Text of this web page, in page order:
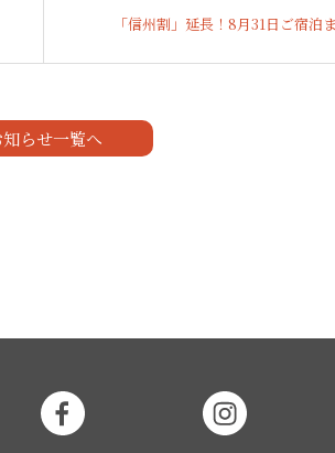
「信州割」延長！8月31日ご宿泊
知らせ一覧へ